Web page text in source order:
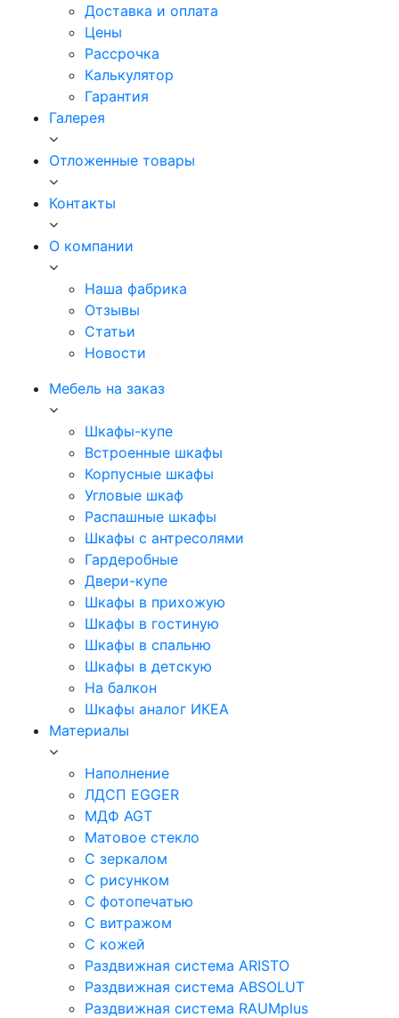
Доставка и оплата
Цены
Рассрочка
Калькулятор
Гарантия
Галерея
Отложенные товары
Контакты
О компании
Наша фабрика
Отзывы
Статьи
Новости
Мебель на заказ
Шкафы-купе
Встроенные шкафы
Корпусные шкафы
Угловые шкаф
Распашные шкафы
Шкафы с антресолями
Гардеробные
Двери-купе
Шкафы в прихожую
Шкафы в гостиную
Шкафы в спальню
Шкафы в детскую
На балкон
Шкафы аналог ИКЕА
Материалы
Наполнение
ЛДСП EGGER
МДФ AGT
Матовое стекло
С зеркалом
С рисунком
С фотопечатью
С витражом
С кожей
Раздвижная система ARISTO
Раздвижная система ABSOLUT
Раздвижная система RAUMplus